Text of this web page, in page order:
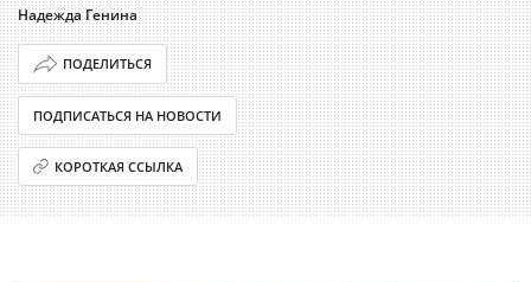
Надежда Генина
ПОДЕЛИТЬСЯ
ПОДПИСАТЬСЯ НА НОВОСТИ
КОРОТКАЯ ССЫЛКА